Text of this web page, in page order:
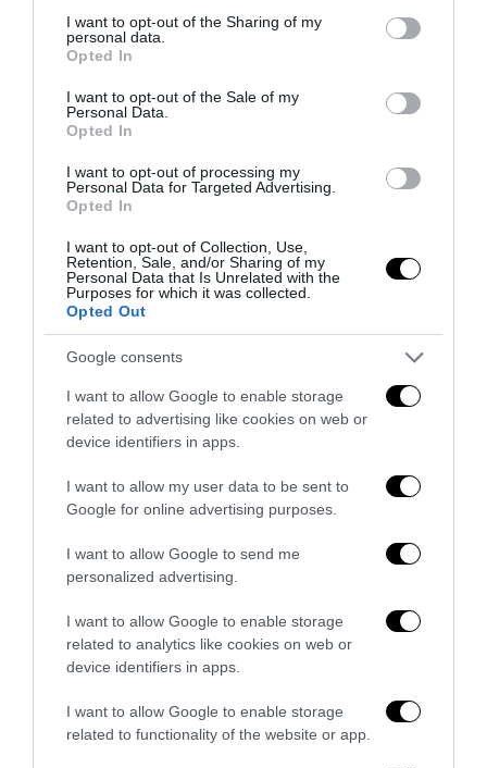
not limited to your visit or usage behaviour. You may click to
grant or deny consent to Google and its third-party tags to
use your data for below specified purposes in below Google
consent section.
I want to opt-out of the Sharing of my
personal data.
Opted In
I want to opt-out of the Sale of my
Personal Data.
Opted In
I want to opt-out of processing my
Personal Data for Targeted Advertising.
Opted In
I want to opt-out of Collection, Use,
Retention, Sale, and/or Sharing of my
Personal Data that Is Unrelated with the
Purposes for which it was collected.
Opted Out
Google consents
I want to allow Google to enable storage
related to advertising like cookies on web or
device identifiers in apps.
I want to allow my user data to be sent to
Google for online advertising purposes.
I want to allow Google to send me
personalized advertising.
I want to allow Google to enable storage
related to analytics like cookies on web or
device identifiers in apps.
I want to allow Google to enable storage
related to functionality of the website or app.
Arriva SEO SERP, la suite italiana che scrive contenuti
analizzando i competitor di prima...
3 Agosto 2026
RFID e wearable tech: come la tecnologia sta
rivoluzionando la gestione degli eventi live
27 Luglio 2026